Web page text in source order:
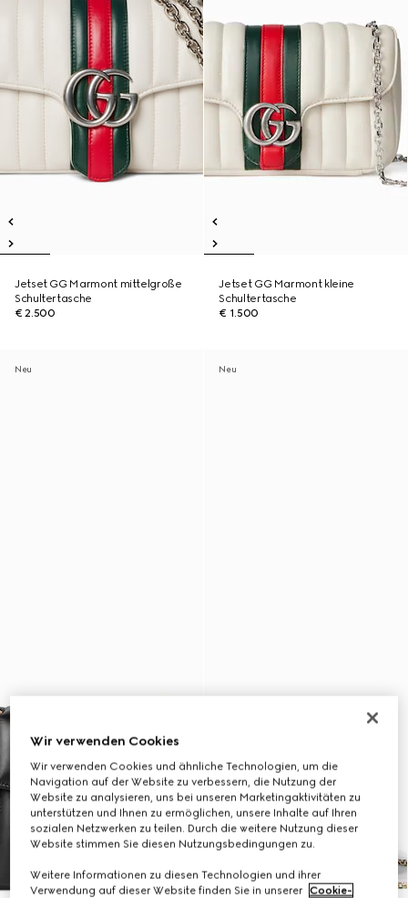
Jetset GG Marmont mittelgroße
Schultertasche
€ 2.500
Jetset GG Marmont kleine
Schultertasche
€ 1.500
Neu Neu
Wir verwenden Cookies
Wir verwenden Cookies und ähnliche Technologien, um die
Navigation auf der Website zu verbessern, die Nutzung der
Website zu analysieren, uns bei unseren Marketingaktivitäten zu
unterstützen und Ihnen zu ermöglichen, unsere Inhalte auf Ihren
sozialen Netzwerken zu teilen. Durch die weitere Nutzung dieser
Website stimmen Sie diesen Nutzungsbedingungen zu.
Weitere Informationen zu diesen Technologien und ihrer
Verwendung auf dieser Website finden Sie in unserer Cookie-